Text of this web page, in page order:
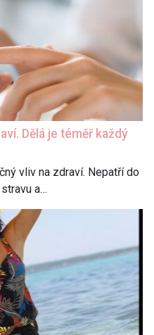
Dělá je téměř každý
vliv na zdraví. Nepatří do
a…